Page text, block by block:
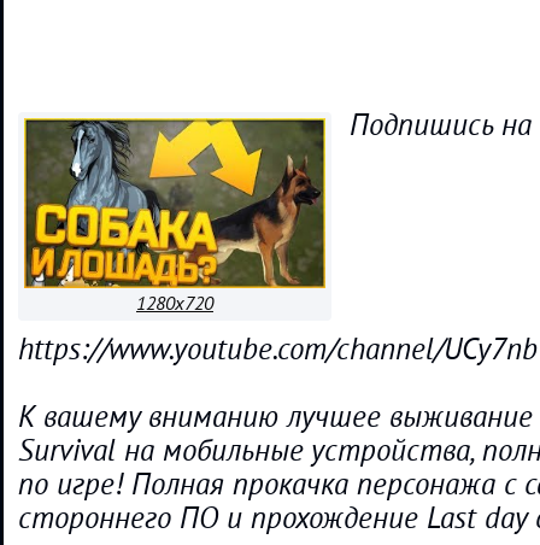
1280x720
Подпишись
https://www.youtube.com/channel/
К вашему вниманию лучшее выживание
Survival на мобильные устройства,
по игре! Полная прокачка персонажа с
стороннего ПО и прохождение Last day